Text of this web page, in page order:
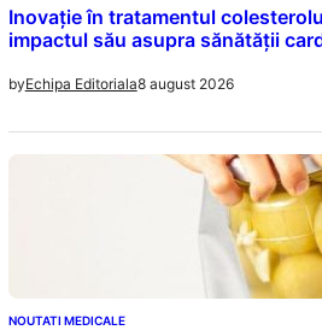
Inovație în tratamentul
impactul său asupra sănătății
byEchipa Editoriala8 august 2026
NOUTATI MEDICALE